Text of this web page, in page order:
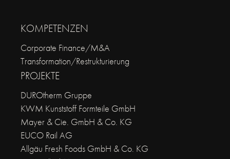
KOMPETENZEN
Corporate Finance/M&A
Transformation/Restrukturierung
PROJEKTE
DUROtherm Gruppe
KWM Kunststoff Formteile GmbH
Mayer & Cie. GmbH & Co. KG
EUCO Rail AG
Allgäu Fresh Foods GmbH & Co. KG